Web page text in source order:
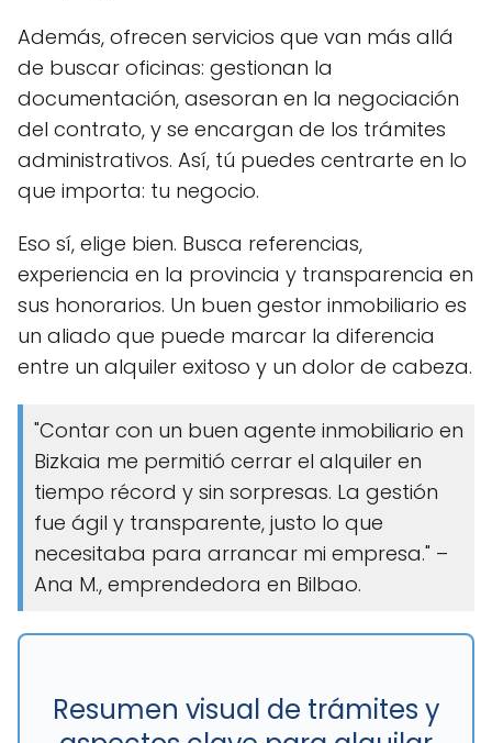
Además, ofrecen servicios que van más allá
de buscar oficinas: gestionan la
documentación, asesoran en la negociación
del contrato, y se encargan de los trámites
administrativos. Así, tú puedes centrarte en lo
que importa: tu negocio.
Eso sí, elige bien. Busca referencias,
experiencia en la provincia y transparencia en
sus honorarios. Un buen gestor inmobiliario es
un aliado que puede marcar la diferencia
entre un alquiler exitoso y un dolor de cabeza.
"Contar con un buen agente inmobiliario en
Bizkaia me permitió cerrar el alquiler en
tiempo récord y sin sorpresas. La gestión
fue ágil y transparente, justo lo que
necesitaba para arrancar mi empresa." –
Ana M., emprendedora en Bilbao.
Resumen visual de trámites y